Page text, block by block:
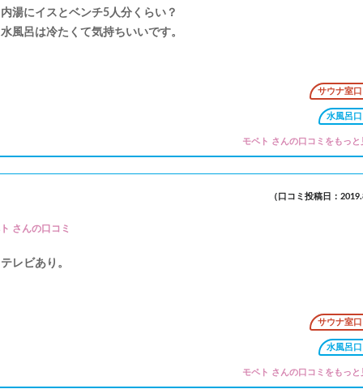
内湯にイスとベンチ5人分くらい？
水風呂は冷たくて気持ちいいです。
サウナ室口
水風呂口
モペト さんの口コミをもっと
（口コミ投稿日：
さんの口コミ
テレビあり。
サウナ室口
水風呂口
モペト さんの口コミをもっと